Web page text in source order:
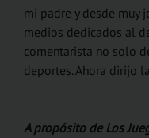
mi padre y desde muy
medios dedicados al
comentarista no solo
deportes. Ahora dirijo
A propósito de Los